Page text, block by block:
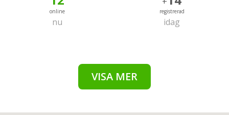
online
nu
registrerad
idag
VISA MER